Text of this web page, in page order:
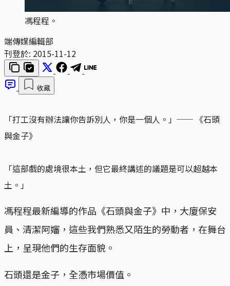
馮程程。
端傳媒編輯部
刊登於: 2015-11-12
收藏
「打工沒有辦法讓你告訴別人，你是一個人。」── 《石頭
與金子》
「這部戲的處境很本土，但它最終講述的議題是可以超越本
土。」
馮程程最新編導的作品《石頭與金子》中，大廈保安
員、清潔阿嬸，這些我們熟悉又陌生的勞動者，在舞台
上，呈現他們的生存面貌。
石頭還是金子，全憑市場價值。